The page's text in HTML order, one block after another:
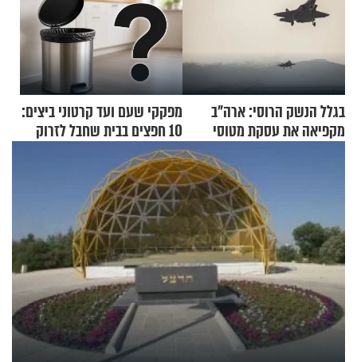
בגלל הנשק הרוסי: ארה"ב
מקפיאה את עסקת מטוסי
מפקקי שעם ועד קרטוני ביצים:
10 חפצים בבית שחבל לזרוק
לפח